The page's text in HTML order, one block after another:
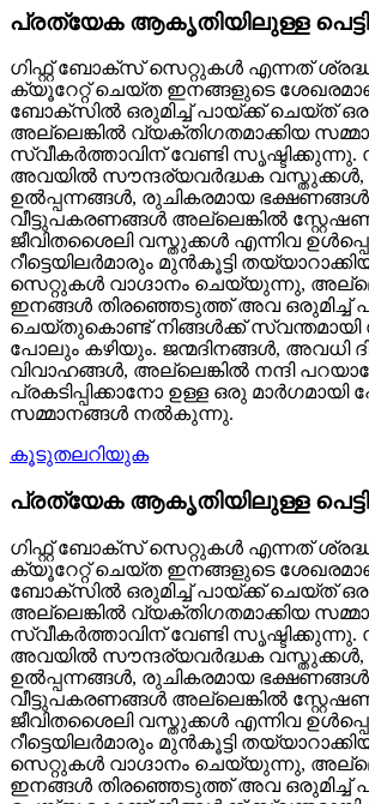
പ്രത്യേക ആകൃതിയിലുള്ള പെട്ടി
ഗിഫ്റ്റ് ബോക്സ് സെറ്റുകൾ എന്നത്
ക്യൂറേറ്റ് ചെയ്ത ഇനങ്ങളുടെ
ബോക്സിൽ ഒരുമിച്ച് പായ്ക്ക് ചെയ്ത് ഒരു
അല്ലെങ്കിൽ വ്യക്തിഗതമാക്കിയ
സ്വീകർത്താവിന് വേണ്ടി
അവയിൽ സൗന്ദര്യവർദ്ധക
ഉൽപ്പന്നങ്ങൾ, രുചികരമായ
വീട്ടുപകരണങ്ങൾ അല്ലെങ്കിൽ
ജീവിതശൈലി വസ്തുക്കൾ എന്നിവ
റീട്ടെയിലർമാരും മുൻകൂട്ടി
സെറ്റുകൾ വാഗ്ദാനം ചെയ്യുന്നു,
ഇനങ്ങൾ തിരഞ്ഞെടുത്ത് അവ ഒരുമിച്ച്
ചെയ്തുകൊണ്ട് നിങ്ങൾക്ക് സ്വന്തമായി
പോലും കഴിയും. ജന്മദിനങ്ങൾ, അവധി
വിവാഹങ്ങൾ, അല്ലെങ്കിൽ നന്ദി
പ്രകടിപ്പിക്കാനോ ഉള്ള ഒരു
സമ്മാനങ്ങൾ നൽകുന്നു.
കൂടുതലറിയുക
പ്രത്യേക ആകൃതിയിലുള്ള പെട്ടി
ഗിഫ്റ്റ് ബോക്സ് സെറ്റുകൾ എന്നത്
ക്യൂറേറ്റ് ചെയ്ത ഇനങ്ങളുടെ
ബോക്സിൽ ഒരുമിച്ച് പായ്ക്ക് ചെയ്ത് ഒരു
അല്ലെങ്കിൽ വ്യക്തിഗതമാക്കിയ
സ്വീകർത്താവിന് വേണ്ടി
അവയിൽ സൗന്ദര്യവർദ്ധക
ഉൽപ്പന്നങ്ങൾ, രുചികരമായ
വീട്ടുപകരണങ്ങൾ അല്ലെങ്കിൽ
ജീവിതശൈലി വസ്തുക്കൾ എന്നിവ
റീട്ടെയിലർമാരും മുൻകൂട്ടി
സെറ്റുകൾ വാഗ്ദാനം ചെയ്യുന്നു,
ഇനങ്ങൾ തിരഞ്ഞെടുത്ത് അവ ഒരുമിച്ച്